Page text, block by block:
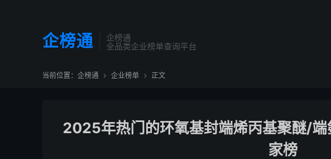
企榜通
企榜通
全品类企业榜单查询平台
当前位置： 企榜通  企业榜单  正文
2025年热门的环氧基封端烯丙基聚醚/
家榜